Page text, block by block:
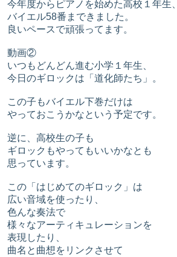
今年度からピアノを始めた高校１年生、
バイエル58番まできました。
良いペースで頑張ってます。
動画②
いつもどんどん進む小学１年生、
今日のギロックは「道化師たち」。
この子もバイエル下巻だけは
やっておこうかなという予定です。
逆に、高校生の子も
ギロックもやってもいいかなとも
思っています。
この「はじめてのギロック」は
広い音域を使ったり、
色んな奏法で
様々なアーティキュレーションを
表現したり、
曲名と曲想をリンクさせて